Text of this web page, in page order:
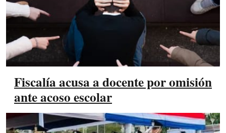
Fiscalía acusa a docente por omisión
ante acoso escolar